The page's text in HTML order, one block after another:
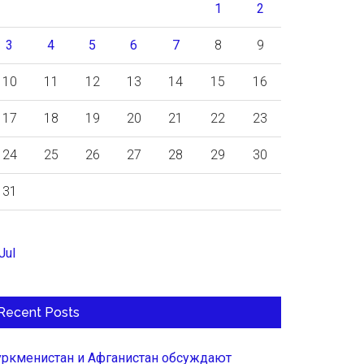
1 2
3 4 5 6 7 8 9
10 11 12 13 14 15 16
17 18 19 20 21 22 23
24 25 26 27 28 29 30
31
Posts
и Афганистан обсуждают